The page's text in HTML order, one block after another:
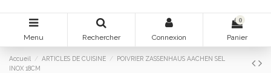
Menu Rechercher Connexion
0
Panier
Accueil ARTICLES DE CUISINE
POIVRIER ZASSENHAUS AACHEN SEL
INOX 18CM